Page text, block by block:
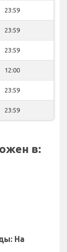
23:59
23:59
23:59
12:00
23:59
23:59
в:
На